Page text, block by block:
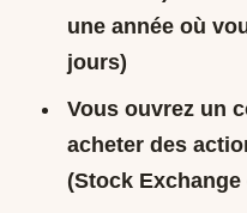
une année où
jours)
Vous ouvrez un
acheter des
(Stock